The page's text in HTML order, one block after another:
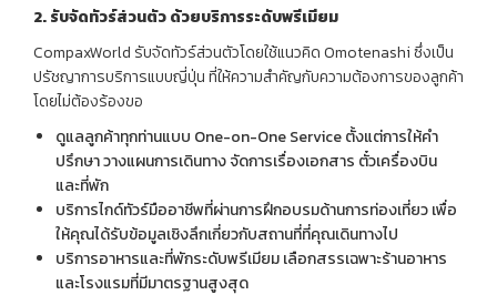
2.รับจัดทัวร์ส่วนตัว ด้วยบริการระดับพรีเมียม
CompaxWorld รับจัดทัวร์ส่วนตัวโดยใช้แนวคิด Omotenashi ซึ่งเป็น
ปรัชญาการบริการแบบญี่ปุ่น ที่ให้ความสำคัญกับความต้องการของลูกค้า
โดยไม่ต้องร้องขอ
ดูแลลูกค้าทุกท่านแบบ One-on-One Service ตั้งแต่การให้คำ
ปรึกษา วางแผนการเดินทาง จัดการเรื่องเอกสาร ตั๋วเครื่องบิน
และที่พัก
บริการไกด์ทัวร์มืออาชีพที่ผ่านการฝึกอบรมด้านการท่องเที่ยว เพื่อ
ให้คุณได้รับข้อมูลเชิงลึกเกี่ยวกับสถานที่ที่คุณเดินทางไป
บริการอาหารและที่พักระดับพรีเมียม เลือกสรรเฉพาะร้านอาหาร
และโรงแรมที่มีมาตรฐานสูงสุด